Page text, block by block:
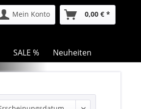
Mein Konto 0,00 € *
SALE % Neuheiten